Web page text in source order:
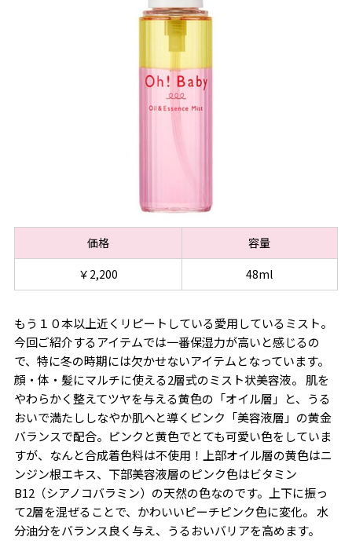
価格
容量
￥2,200
48ml
もう１０本以上近くリピートしている愛用しているミスト。
今回ご紹介するアイテムでは一番保湿力が高いと感じるの
で、特に冬の時期には欠かせないアイテムとなっています。
顔・体・髪にマルチに使える2層式のミスト状美容液。 肌を
やわらかく整えてツヤを与える黄色の「オイル層」と、うる
おいで満たししなやか肌へと導くピンク「美容液層」の黄金
バランスで配合。ピンクと黄色でとても可愛い色をしていま
すが、なんと合成着色料は不使用！上部オイル層の黄色はニ
ンジン根エキス、下部美容液層のピンク色はビタミン
B12（シアノコバラミン）の天然の色なのです。上下に振っ
て2層を混ぜることで、かわいいピーチピンク色に変化。 水
分油分をバランス良く与え、うるおいバリアを高めます。